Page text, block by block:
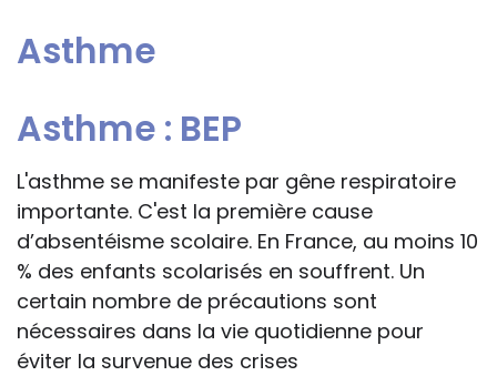
Asthme
Asthme : BEP
L'asthme se manifeste par gêne respiratoire
importante. C'est la première cause
d’absentéisme scolaire. En France, au moins 10
% des enfants scolarisés en souffrent. Un
certain nombre de précautions sont
nécessaires dans la vie quotidienne pour
éviter la survenue des crises